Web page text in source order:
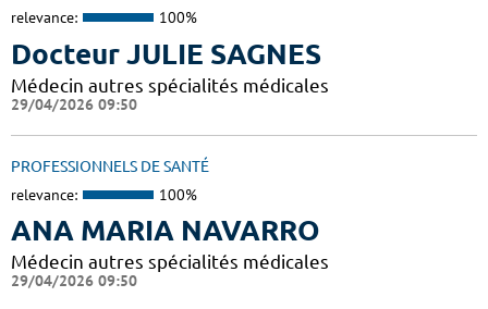
relevance: 100%
Docteur JULIE SAGNES
Médecin autres spécialités médicales
29/04/2026 09:50
PROFESSIONNELS DE SANTÉ
relevance: 100%
ANA MARIA NAVARRO
Médecin autres spécialités médicales
29/04/2026 09:50